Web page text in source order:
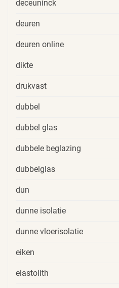
deceuninck
deuren
deuren online
dikte
drukvast
dubbel
dubbel glas
dubbele beglazing
dubbelglas
dun
dunne isolatie
dunne vloerisolatie
eiken
elastolith